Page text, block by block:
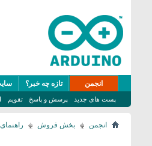
انجمن
پست های جدید پرسش و پاسخ تقویم
تازه چه خبر؟
انجمن بخش فروش